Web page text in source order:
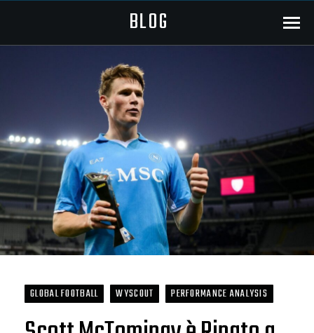
BLOG Menu
GLOBAL FOOTBALL WYSCOUT PERFORMANCE ANALYSIS